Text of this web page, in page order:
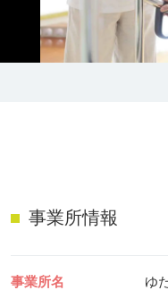
はじめての介護
脳トレ -頭の体操-
事業所情報
事業所名 ゆ